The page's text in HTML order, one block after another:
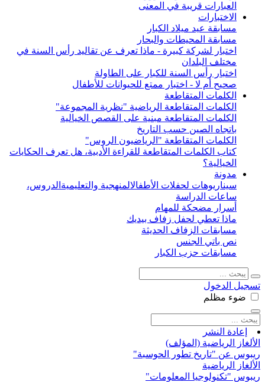
العبارات قريبة في المعنى
الاختبارات
مسابقة عيد ميلاد الكبار
مسابقة المحيطات والبحار
اختبار لشركة كبيرة - ماذا تعرف عن تقاليد رأس السنة في
مختلف البلدان
اختبار رأس السنة للكبار على الطاولة
صحيح أم لا - اختبار ممتع للحيوانات للأطفال
الكلمات المتقاطعة
الكلمات المتقاطعة الرياضية "نظرية المجموعة"
الكلمات المتقاطعة مبنية على القصص الخيالية
باتجاه الصين حسب التاريخ
الكلمات المتقاطعة "الرياضيون الروس"
كتاب الكلمات المتقاطعة للقراءة الأدبية، هل تعرف الحكايات
الخيالية؟
مدونة
سيناريوهات لحفلات الأطفالالمنهجية والتعليمية الدروس،
ساعات الدراسة
أسرار مضحكة للمهام
ماذا تعطي لحفل زفاف بيديك
مسابقات الزفاف الحديثة
نص باتي الجنس
مسابقات حزب الكبار
تسجيل الدخول
ضوء مظلم
إعادة النشر
الألغاز الرياضية (المؤلف)
ريبوس عن "تاريخ تطور الحوسبة"
الألغاز الرياضية
ريبوس "تكنولوجيا المعلومات"